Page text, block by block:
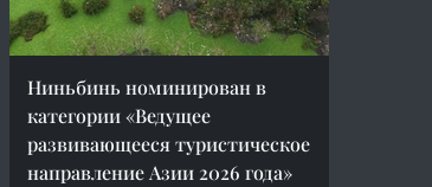
Ниньбинь номинирован в
категории «Ведущее
развивающееся туристическое
направление Азии 2026 года»